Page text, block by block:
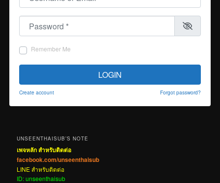
Password
Remember Me
LOGIN
Create account Forgot password?
UNSEENTHAISUB’S NOTE
เพจหลัก สำหรับติดต่อ
facebook.com/unseenthaisub
LINE สำหรับติดต่อ
ID: unseenthaisub